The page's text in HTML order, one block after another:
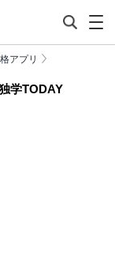
アプリ
学TODAY